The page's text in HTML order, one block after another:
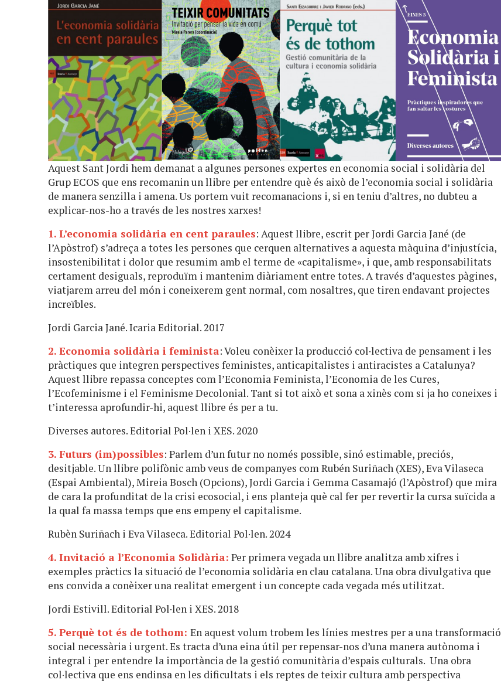
Aquest Sant Jordi hem demanat a algunes persones expertes en economia social i solidària del
Grup ECOS que ens recomanin un llibre per entendre què és això de l’economia social i solidària
de manera senzilla i amena. Us portem vuit recomanacions i, si en teniu d’altres, no dubteu a
explicar-nos-ho a través de les nostres xarxes!
1. L’economia solidària en cent paraules: Aquest llibre, escrit per Jordi Garcia Jané (de
l’Apòstrof) s’adreça a totes les persones que cerquen alternatives a aquesta màquina d’injustícia,
insostenibilitat i dolor que resumim amb el terme de «capitalisme», i que, amb responsabilitats
certament desiguals, reproduïm i mantenim diàriament entre totes. A través d’aquestes pàgines,
viatjarem arreu del món i coneixerem gent normal, com nosaltres, que tiren endavant projectes
increïbles.
Jordi Garcia Jané. Icaria Editorial. 2017
2. Economia solidària i feminista: Voleu conèixer la producció col·lectiva de pensament i les
pràctiques que integren perspectives feministes, anticapitalistes i antiracistes a Catalunya?
Aquest llibre repassa conceptes com l’Economia Feminista, l’Economia de les Cures,
l’Ecofeminisme i el Feminisme Decolonial. Tant si tot això et sona a xinès com si ja ho coneixes i
t’interessa aprofundir-hi, aquest llibre és per a tu.
Diverses autores. Editorial Pol·len i XES. 2020
3. Futurs (im)possibles: Parlem d’un futur no només possible, sinó estimable, preciós,
desitjable. Un llibre polifònic amb veus de companyes com Rubén Suriñach (XES), Eva Vilaseca
(Espai Ambiental), Mireia Bosch (Opcions), Jordi Garcia i Gemma Casamajó (l’Apòstrof) que mira
de cara la profunditat de la crisi ecosocial, i ens planteja què cal fer per revertir la cursa suïcida a
la qual fa massa temps que ens empeny el capitalisme.
Rubèn Suriñach i Eva Vilaseca. Editorial Pol·len. 2024
4. Invitació a l’Economia Solidària: Per primera vegada un llibre analitza amb xifres i
exemples pràctics la situació de l’economia solidària en clau catalana. Una obra divulgativa que
ens convida a conèixer una realitat emergent i un concepte cada vegada més utilitzat.
Jordi Estivill. Editorial Pol·len i XES. 2018
5. Perquè tot és de tothom: En aquest volum trobem les línies mestres per a una transformació
social necessària i urgent. Es tracta d’una eina útil per repensar-nos d’una manera autònoma i
integral i per entendre la importància de la gestió comunitària d’espais culturals. Una obra
col·lectiva que ens endinsa en les dificultats i els reptes de teixir cultura amb perspectiva